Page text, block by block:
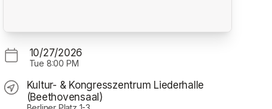
10/27/2026
Tue 8:00 PM
Kultur- & Kongresszentrum Liederhalle
(Beethovensaal)